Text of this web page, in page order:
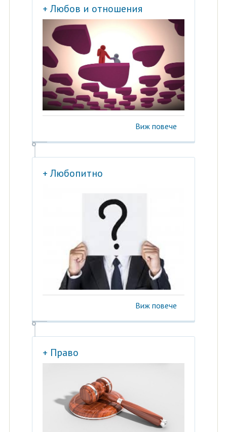
+ Любов и отношения
Виж повече
+ Любопитно
Виж повече
+ Право